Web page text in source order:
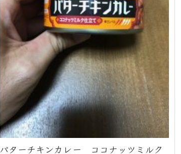
バターチキンカレー ココナッツミルク